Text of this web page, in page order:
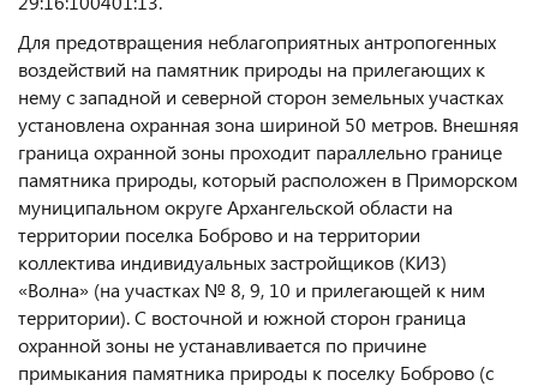
Для предотвращения неблагоприятных антропогенных
воздействий на памятник природы на прилегающих к
нему с западной и северной сторон земельных участках
установлена охранная зона шириной 50 метров. Внешняя
граница охранной зоны проходит параллельно границе
памятника природы, который расположен в Приморском
муниципальном округе Архангельской области на
территории поселка Боброво и на территории
коллектива индивидуальных застройщиков (КИЗ)
«Волна» (на участках № 8, 9, 10 и прилегающей к ним
территории). С восточной и южной сторон граница
охранной зоны не устанавливается по причине
примыкания памятника природы к поселку Боброво (с